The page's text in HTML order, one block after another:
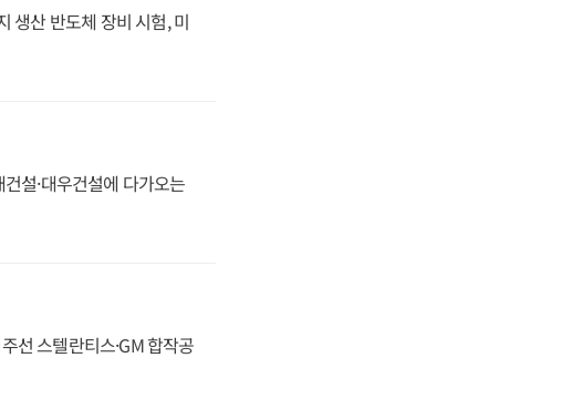
생산 반도체 장비 시험, 미
설·대우건설에 다가오는
선 스텔란티스·GM 합작공